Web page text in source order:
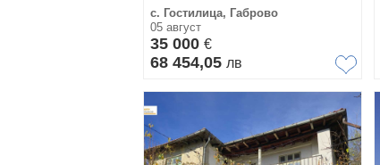
с. Гостилица, Габрово
05 август
35 000 €
68 454,05 лв